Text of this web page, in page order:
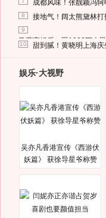
成都风味！张靓颖冯
8 接地气！阔太熊黛林
9
马蓉离婚后，砸1000万人
10 甜到腻！黄晓明上海
娱乐·大视野
吴亦凡香港宣传《西游伏
妖篇》 获徐导星爷称赞